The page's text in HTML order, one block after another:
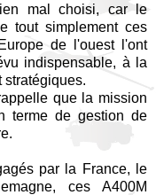
mal choisi, car le
tout simplement ces
de l'ouest l'ont
indispensable, à la
stratégiques.
que la mission
terme de gestion de
par la France, le
ces A400M